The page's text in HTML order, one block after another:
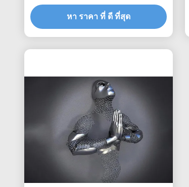
ปั้น
หา ราคา ที่ ดี ที่สุด